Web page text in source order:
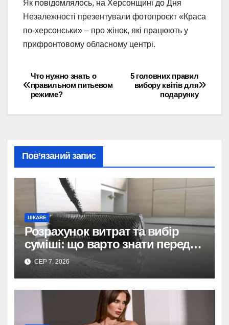
Як повідомлялось, на Херсонщині до Дня
Незалежності презентували фотопроєкт «Краса
по-херсонськи» – про жінок, які працюють у
прифронтовому обласному центрі.
Навігація
записів
5 головних правил
вибору квітів для
подарунку
Что нужно знать о
правильном питьевом
режиме?
Пов’язаний запис
ЦІКАВЕ
Розрахунок витрат та вибір
суміші: що варто знати перед
тим, як купити наливну підлогу
СЕР 7, 2026